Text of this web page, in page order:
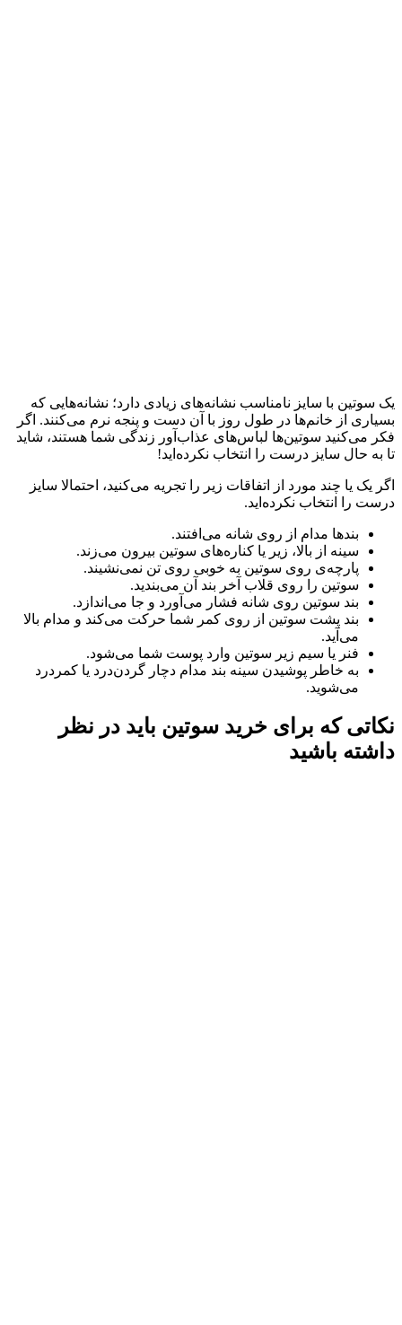
یک سوتین با سایز نامناسب نشانه‌های زیادی دارد؛ نشانه‌هایی که
بسیاری از خانم‌ها در طول روز با آن دست و پنجه نرم می‌کنند. اگر
فکر می‌کنید سوتین‌ها لباس‌های عذاب‌آور زندگی شما هستند، شاید
تا به حال سایز درست را انتخاب نکرده‌اید!
اگر یک یا چند مورد از اتفاقات زیر را تجریه می‌کنید، احتمالا سایز
درست را انتخاب نکرده‌اید.
بندها مدام از روی شانه می‌افتند.
سینه از بالا، زیر یا کناره‌های سوتین بیرون می‌زند.
پارچه‌ی روی سوتین به خوبی روی تن نمی‌نشیند.
سوتین را روی قلاب آخر بند آن می‌بندید.
بند سوتین روی شانه فشار می‌آورد و جا می‌اندازد.
بند پشت سوتین از روی کمر شما حرکت می‌کند و مدام بالا
می‌آید.
فنر یا سیم زیر سوتین وارد پوست شما می‌شود.
به خاطر پوشیدن سینه بند مدام دچار گردن‌درد یا کمردرد
می‌شوید.
نکاتی که برای خرید سوتین باید در نظر
داشته باشید